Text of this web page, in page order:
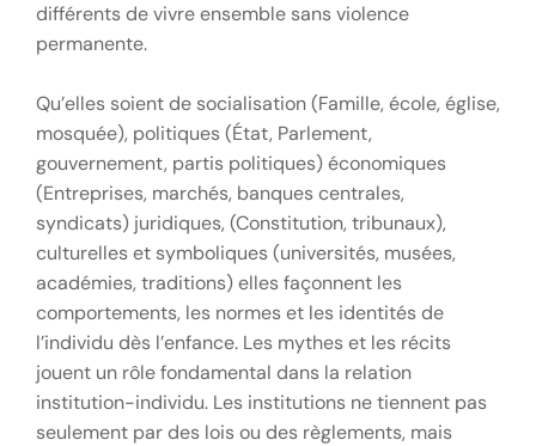
différents de vivre ensemble sans violence
permanente.
Qu’elles soient de socialisation (Famille, école, église,
mosquée), politiques (État, Parlement,
gouvernement, partis politiques) économiques
(Entreprises, marchés, banques centrales,
syndicats) juridiques, (Constitution, tribunaux),
culturelles et symboliques (universités, musées,
académies, traditions) elles façonnent les
comportements, les normes et les identités de
l’individu dès l’enfance. Les mythes et les récits
jouent un rôle fondamental dans la relation
institution-individu. Les institutions ne tiennent pas
seulement par des lois ou des règlements, mais